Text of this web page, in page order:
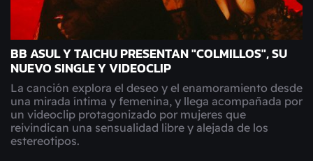
BB ASUL Y TAICHU PRESENTAN "COLMILLOS", SU
NUEVO SINGLE Y VIDEOCLIP
La canción explora el deseo y el enamoramiento desde
una mirada íntima y femenina, y llega acompañada por
un videoclip protagonizado por mujeres que
reivindican una sensualidad libre y alejada de los
estereotipos.